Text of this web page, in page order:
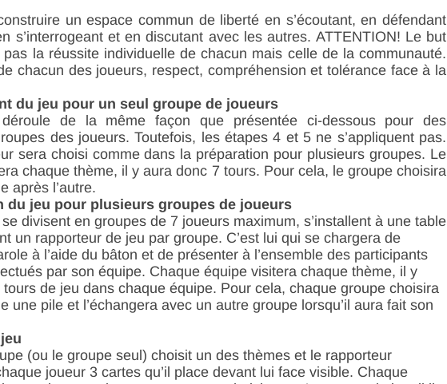
un espace commun de liberté en s’écoutant, en défendant
s’interrogeant et en discutant avec les autres. ATTENTION! Le but
pas la réussite individuelle de chacun mais celle de la communauté.
chacun des joueurs, respect, compréhension et tolérance face à la
du jeu pour un seul groupe de joueurs
de la même façon que présentée ci-dessous pour des
des joueurs. Toutefois, les étapes 4 et 5 ne s’appliquent pas.
sera choisi comme dans la préparation pour plusieurs groupes. Le
chaque thème, il y aura donc 7 tours. Pour cela, le groupe choisira
après l’autre.
du jeu pour plusieurs groupes de joueurs
divisent en groupes de 7 joueurs maximum, s’installent à une table
un rapporteur de jeu par groupe. C’est lui qui se chargera de
à l’aide du bâton et de présenter à l’ensemble des participants
par son équipe. Chaque équipe visitera chaque thème, il y
de jeu dans chaque équipe. Pour cela, chaque groupe choisira
une pile et l’échangera avec un autre groupe lorsqu’il aura fait son
(ou le groupe seul) choisit un des thèmes et le rapporteur
joueur 3 cartes qu’il place devant lui face visible. Chaque